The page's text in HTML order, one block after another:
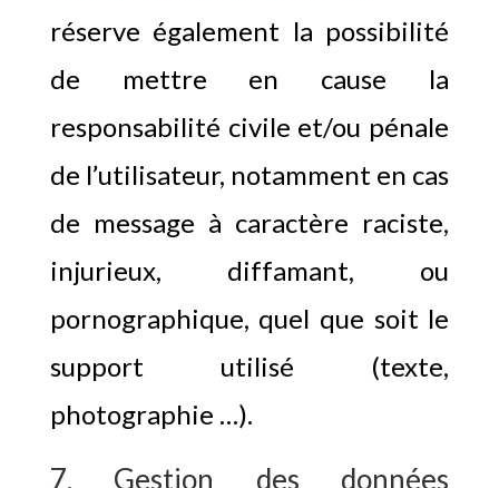
réserve également la possibilité
de mettre en cause la
responsabilité civile et/ou pénale
de l’utilisateur, notamment en cas
de message à caractère raciste,
injurieux, diffamant, ou
pornographique, quel que soit le
support utilisé (texte,
photographie …).
7. Gestion des données